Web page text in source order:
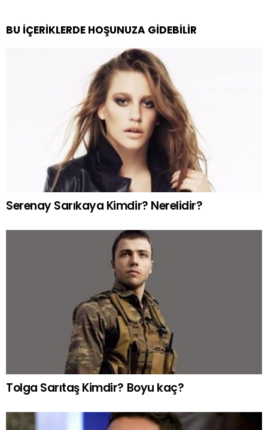
BU İÇERIKLERDE HOŞUNUZA GIDEBILIR
Serenay Sarıkaya Kimdir? Nerelidir?
Tolga Sarıtaş Kimdir? Boyu kaç?